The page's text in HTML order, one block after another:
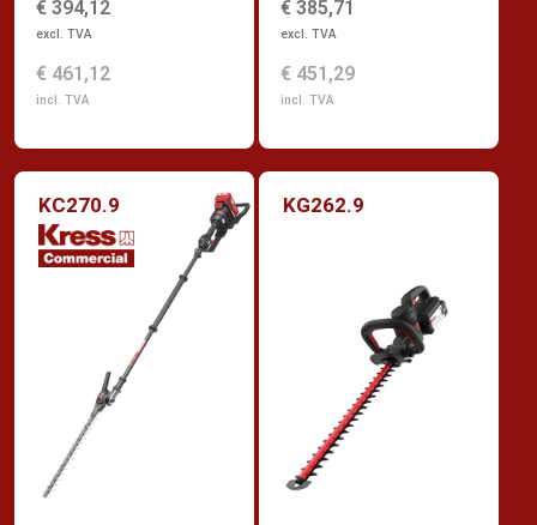
€ 394,12
excl. TVA
€ 461,12
incl. TVA
€ 385,71
excl. TVA
€ 451,29
incl. TVA
KC270.9 KG262.9